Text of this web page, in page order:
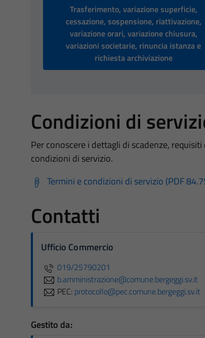
Trasferimento, variazione superficie,
cessazione, sospensione, riattivazione,
variazione orari, variazione chiusura,
variazioni societarie, rinuncia istanza e
richiesta archiviazione
Condizioni di
Per conoscere i dettagli di scadenze,
condizioni di servizio.
Termini e condizioni di servizio (PDF
Contatti
Ufficio Commercio
019/25790201
b.amministrazione@comune.bergeggi.sv.it
PEC: protocollo@pec.comune.bergeggi.sv.it
Gestito da: